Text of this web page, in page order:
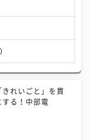
きれいごと」を貫
する！中部電